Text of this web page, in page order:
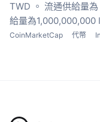
TWD 。 流通供給量
給量為1,000,000,000
CoinMarketCap 代幣